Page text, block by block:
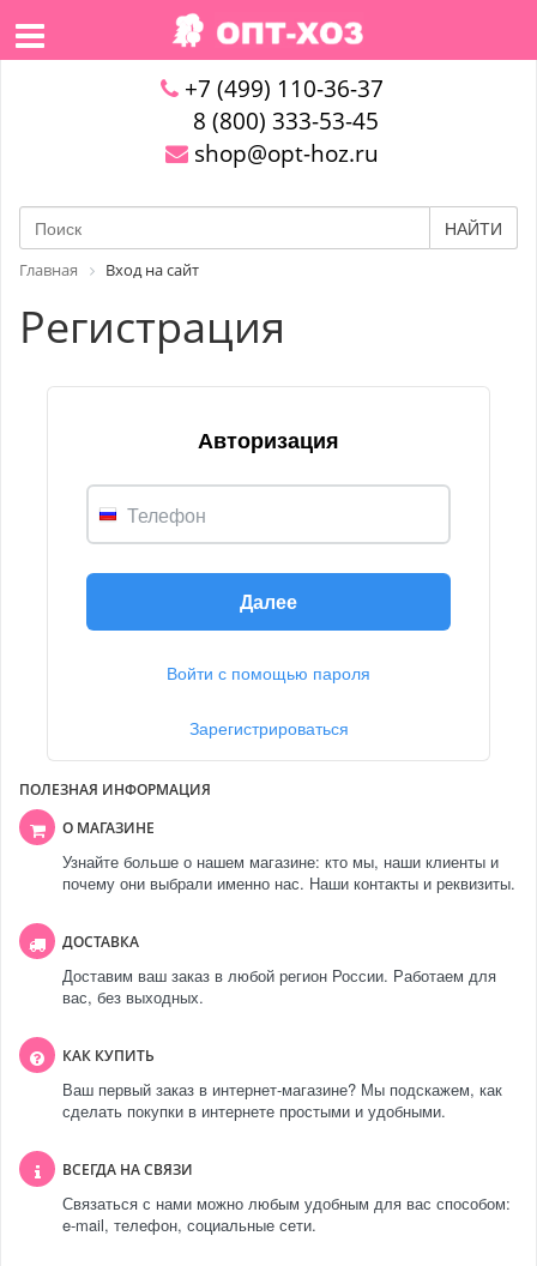
+7 (499) 110-36-37
8 (800) 333-53-45
shop@opt-hoz.ru
НАЙТИ
Главная Вход на сайт
Регистрация
Авторизация
Телефон
Далее
Войти с помощью пароля
Зарегистрироваться
ПОЛЕЗНАЯ ИНФОРМАЦИЯ
О МАГАЗИНЕ
Узнайте больше о нашем магазине: кто мы, наши клиенты и
почему они выбрали именно нас. Наши контакты и реквизиты.
ДОСТАВКА
Доставим ваш заказ в любой регион России. Работаем для
вас, без выходных.
КАК КУПИТЬ
Ваш первый заказ в интернет-магазине? Мы подскажем, как
сделать покупки в интернете простыми и удобными.
ВСЕГДА НА СВЯЗИ
Связаться с нами можно любым удобным для вас способом:
e-mail, телефон, социальные сети.